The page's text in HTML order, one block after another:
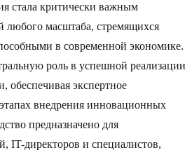
стала критически важным
любого масштаба, стремящихся
в современной экономике.
роль в успешной реализации
обеспечивая экспертное
внедрения инновационных
предназначено для
IT-директоров и специалистов,